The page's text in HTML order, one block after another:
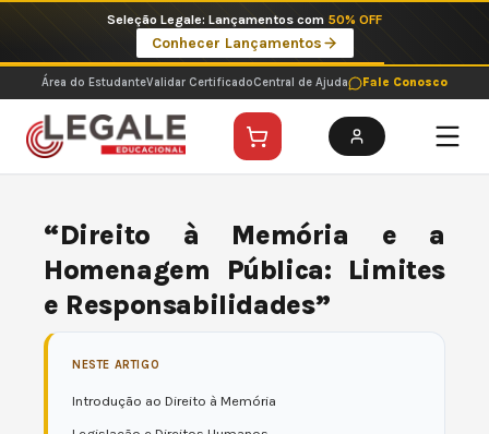
o
conteúdo
Seleção Legale: Lançamentos com 50% OFF
Conhecer Lançamentos
Área do EstudanteValidar CertificadoCentral de Ajuda Fale Conosco
“Direito à Memória e a
Homenagem Pública: Limites
e Responsabilidades”
NESTE ARTIGO
Introdução ao Direito à Memória